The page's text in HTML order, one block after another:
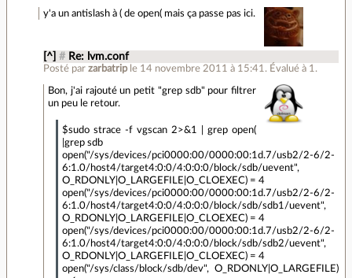
y'a un antislash à ( de open( mais ça passe pas ici.
[^] # Re: lvm.conf
Posté parzarbatrip le 14 novembre 2011 à 15:41. Évalué à 1.
Bon, j'ai rajouté un petit "grep sdb" pour filtrer
un peu le retour.
$sudo strace -f vgscan 2>&1 | grep open(
|grep sdb
open("/sys/devices/pci0000:00/0000:00:1d.7/usb2/2-6/2-
6:1.0/host4/target4:0:0/4:0:0:0/block/sdb/uevent",
O_RDONLY|O_LARGEFILE|O_CLOEXEC) = 4
open("/sys/devices/pci0000:00/0000:00:1d.7/usb2/2-6/2-
6:1.0/host4/target4:0:0/4:0:0:0/block/sdb/sdb1/uevent",
O_RDONLY|O_LARGEFILE|O_CLOEXEC) = 4
open("/sys/devices/pci0000:00/0000:00:1d.7/usb2/2-6/2-
6:1.0/host4/target4:0:0/4:0:0:0/block/sdb/sdb2/uevent",
O_RDONLY|O_LARGEFILE|O_CLOEXEC) = 4
open("/sys/class/block/sdb/dev", O_RDONLY|O_LARGEFILE)